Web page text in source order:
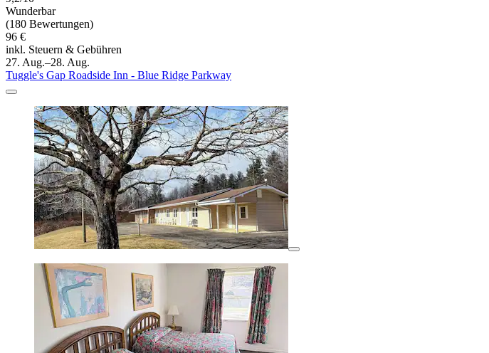
Wunderbar
(180 Bewertungen)
96 €
inkl. Steuern & Gebühren
27. Aug.–28. Aug.
Tuggle's Gap Roadside Inn - Blue Ridge Parkway